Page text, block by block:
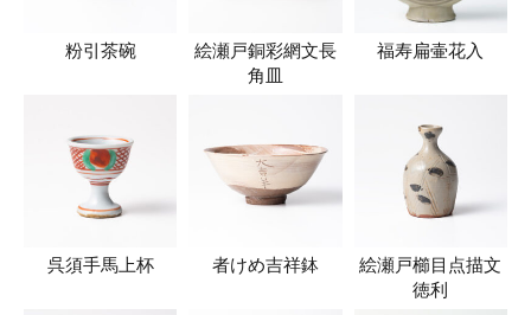
粉引茶碗
絵瀬戸銅彩網文長
角皿
福寿扁壷花入
呉須手馬上杯 者けめ吉祥鉢
絵瀬戸櫛目点描文
徳利